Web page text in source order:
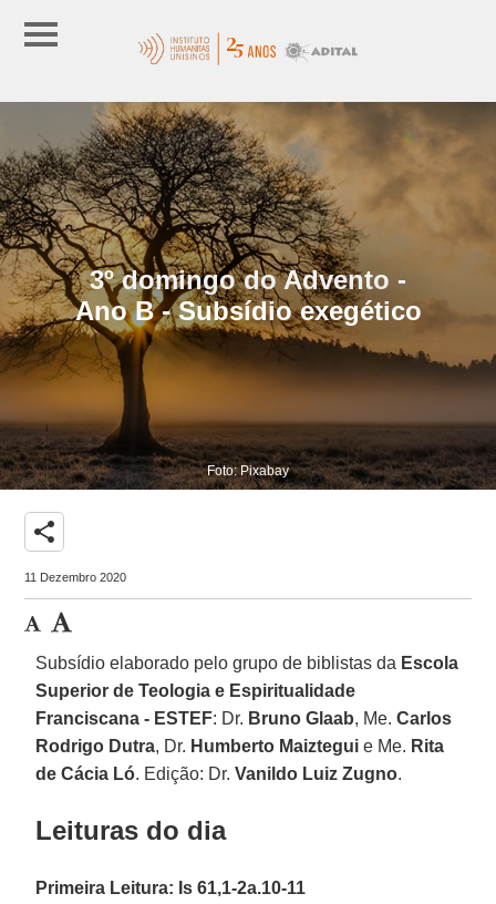
3º domingo do Advento -
Ano B - Subsídio exegético
Foto: Pixabay
share
11 Dezembro 2020
Subsídio elaborado pelo grupo de biblistas da Escola
Superior de Teologia e Espiritualidade
Franciscana - ESTEF: Dr. Bruno Glaab, Me. Carlos
Rodrigo Dutra, Dr. Humberto Maiztegui e Me. Rita
de Cácia Ló. Edição: Dr.Vanildo Luiz Zugno.
Leituras do dia
Primeira Leitura: Is 61,1-2a.10-11